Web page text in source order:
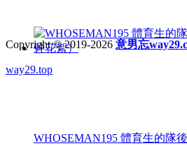
WHOSEMAN195 體育生的隊
Copyright © 2019-2026 意男忘
way29.top